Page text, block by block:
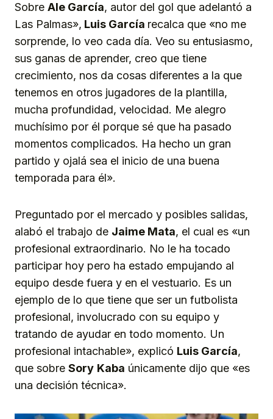
Sobre Ale García, autor del gol que adelantó a
Las Palmas», Luis García recalca que «no me
sorprende, lo veo cada día. Veo su entusiasmo,
sus ganas de aprender, creo que tiene
crecimiento, nos da cosas diferentes a la que
tenemos en otros jugadores de la plantilla,
mucha profundidad, velocidad. Me alegro
muchísimo por él porque sé que ha pasado
momentos complicados. Ha hecho un gran
partido y ojalá sea el inicio de una buena
temporada para él».
Preguntado por el mercado y posibles salidas,
alabó el trabajo de Jaime Mata, el cual es «un
profesional extraordinario. No le ha tocado
participar hoy pero ha estado empujando al
equipo desde fuera y en el vestuario. Es un
ejemplo de lo que tiene que ser un futbolista
profesional, involucrado con su equipo y
tratando de ayudar en todo momento. Un
profesional intachable», explicó Luis García,
que sobre Sory Kaba únicamente dijo que «es
una decisión técnica».